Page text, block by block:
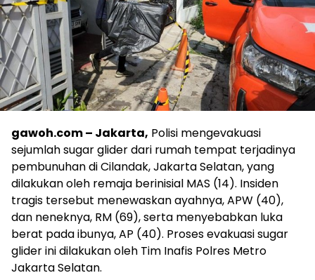
gawoh.com – Jakarta, Polisi mengevakuasi
sejumlah sugar glider dari rumah tempat terjadinya
pembunuhan di Cilandak, Jakarta Selatan, yang
dilakukan oleh remaja berinisial MAS (14). Insiden
tragis tersebut menewaskan ayahnya, APW (40),
dan neneknya, RM (69), serta menyebabkan luka
berat pada ibunya, AP (40). Proses evakuasi sugar
glider ini dilakukan oleh Tim Inafis Polres Metro
Jakarta Selatan.